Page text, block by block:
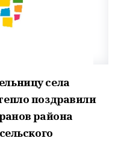
села
поздравили
района